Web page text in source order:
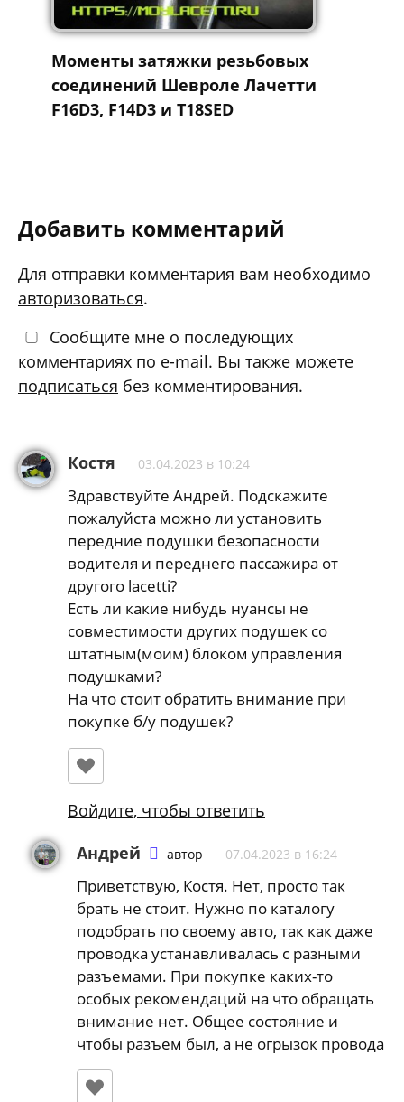
Моменты затяжки резьбовых
соединений Шевроле Лачетти
F16D3, F14D3 и T18SED
Добавить комментарий
Для отправки комментария вам необходимо
авторизоваться.
Сообщите мне о последующих
комментариях по e-mail. Вы также можете
подписаться без комментирования.
Костя 03.04.2023 в 10:24
Здравствуйте Андрей. Подскажите
пожалуйста можно ли установить
передние подушки безопасности
водителя и переднего пассажира от
другого lacetti?
Есть ли какие нибудь нуансы не
совместимости других подушек со
штатным(моим) блоком управления
подушками?
На что стоит обратить внимание при
покупке б/у подушек?
Войдите, чтобы ответить
Андрей
автор 07.04.2023 в 16:24
Приветствую, Костя. Нет, просто так
брать не стоит. Нужно по каталогу
подобрать по своему авто, так как даже
проводка устанавливалась с разными
разъемами. При покупке каких-то
особых рекомендаций на что обращать
внимание нет. Общее состояние и
чтобы разъем был, а не огрызок провода